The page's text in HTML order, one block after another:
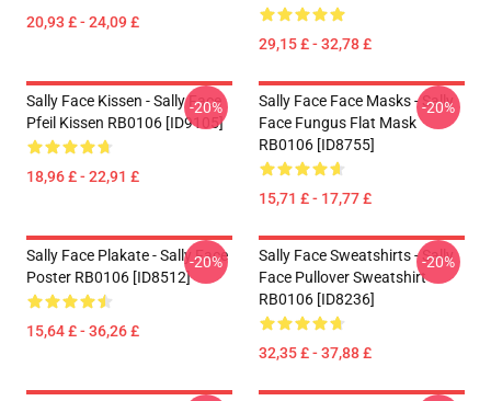
20,93 £ - 24,09 £
29,15 £ - 32,78 £
Sally Face Kissen - Sally Face
Pfeil Kissen RB0106 [ID9105]
18,96 £ - 22,91 £
-20%
Sally Face Face Masks - Sally
Face Fungus Flat Mask
RB0106 [ID8755]
15,71 £ - 17,77 £
-20%
Sally Face Plakate - Sally Face
Poster RB0106 [ID8512]
15,64 £ - 36,26 £
-20%
Sally Face Sweatshirts - Sally
Face Pullover Sweatshirt
RB0106 [ID8236]
32,35 £ - 37,88 £
-20%